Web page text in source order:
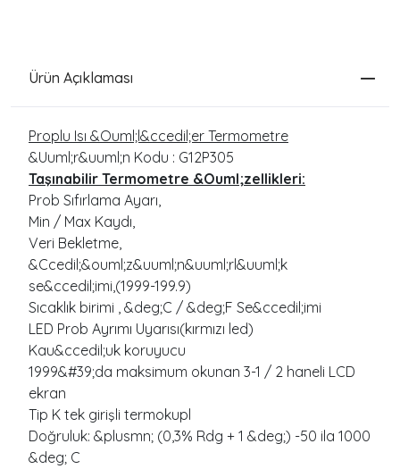
Ürün Açıklaması
Proplu Isı &Ouml;l&ccedil;er Termometre
&Uuml;r&uuml;n Kodu : G12P305
Taşınabilir Termometre &Ouml;zellikleri:
Prob Sıfırlama Ayarı,
Min / Max Kaydı,
Veri Bekletme,
&Ccedil;&ouml;z&uuml;n&uuml;rl&uuml;k
se&ccedil;imi,(1999-199.9)
Sıcaklık birimi , &deg;C / &deg;F Se&ccedil;imi
LED Prob Ayrımı Uyarısı(kırmızı led)
Kau&ccedil;uk koruyucu
1999&#39;da maksimum okunan 3-1 / 2 haneli LCD
ekran
Tip K tek girişli termokupl
Doğruluk: &plusmn; (0,3% Rdg + 1 &deg;) -50 ila 1000
&deg; C